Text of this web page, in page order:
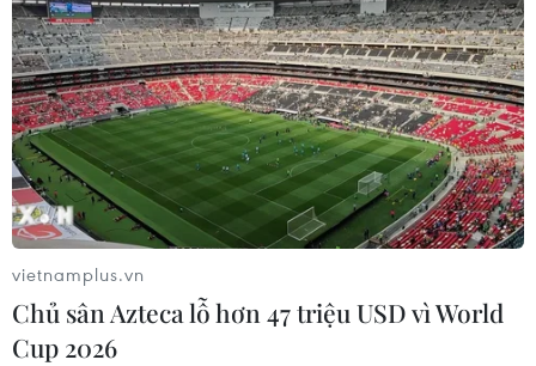
vietnamplus.vn
Chủ sân Azteca lỗ hơn 47 triệu USD vì World
Cup 2026